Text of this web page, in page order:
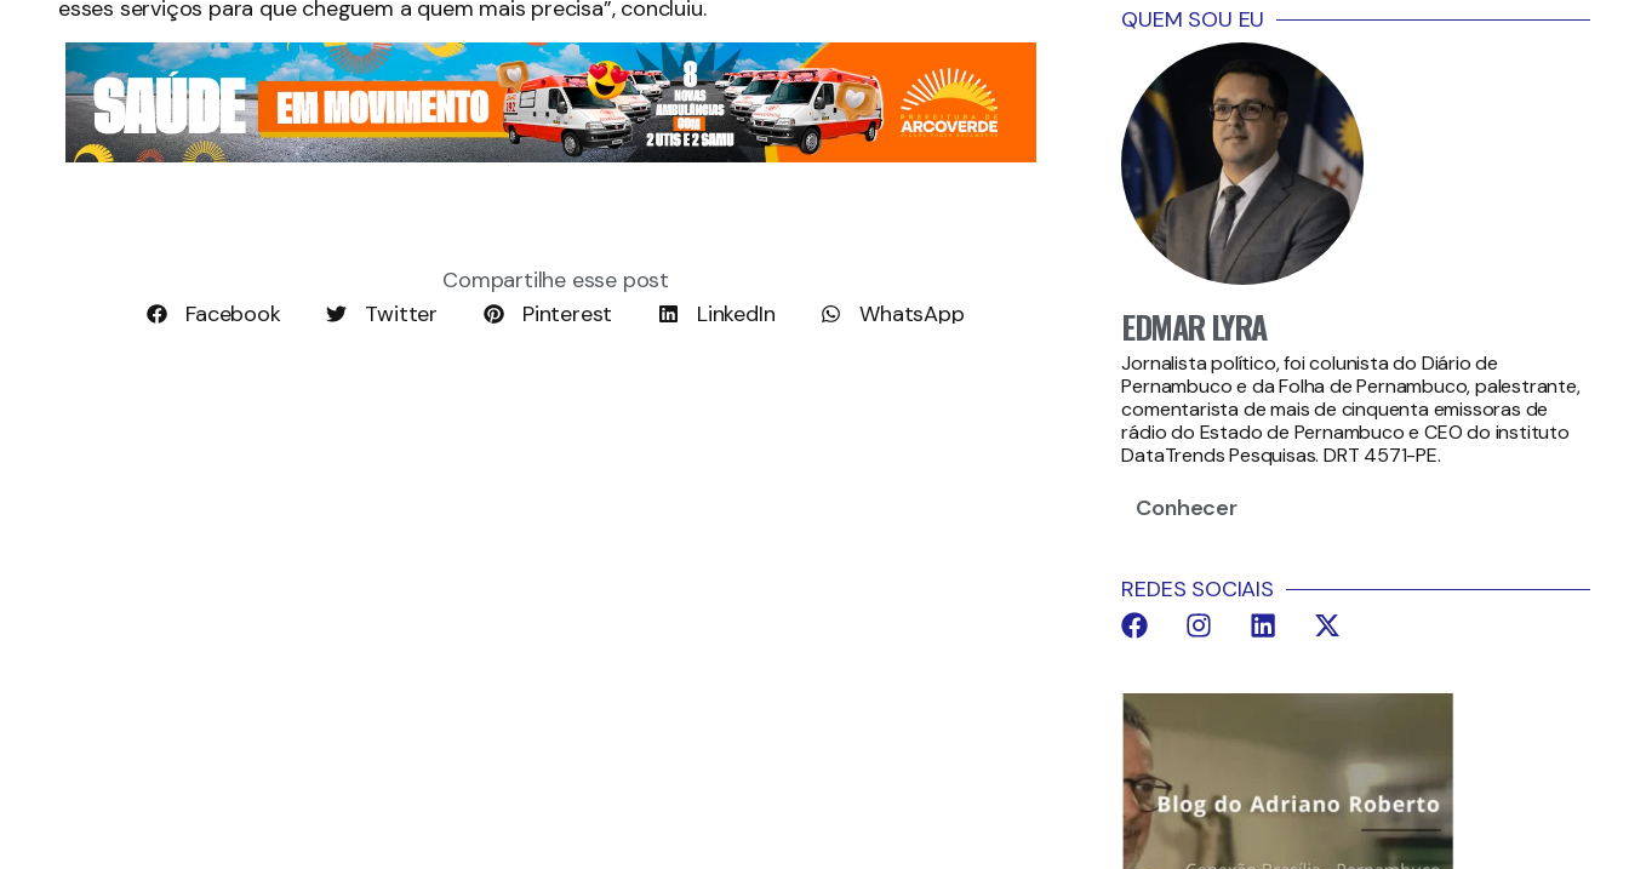
esses serviços para que cheguem a quem mais precisa”, concluiu.
Compartilhe esse post
Facebook
Twitter Pinterest LinkedIn WhatsApp
QUEM SOU EU
EDMAR LYRA
Jornalista político, foi colunista do Diário de
Pernambuco e da Folha de Pernambuco, palestrante,
comentarista de mais de cinquenta emissoras de
rádio do Estado de Pernambuco e CEO do instituto
DataTrends Pesquisas. DRT 4571-PE.
Conhecer
REDES SOCIAIS